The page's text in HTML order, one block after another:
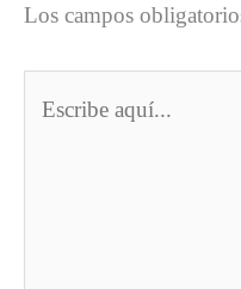
Los campos